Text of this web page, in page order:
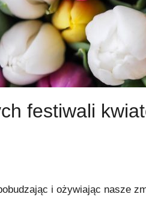
festiwali
i ożywiając nasze